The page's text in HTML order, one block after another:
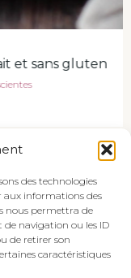
des technologies
aux informations des
nous permettra de
navigation ou les ID
de retirer son
caractéristiques